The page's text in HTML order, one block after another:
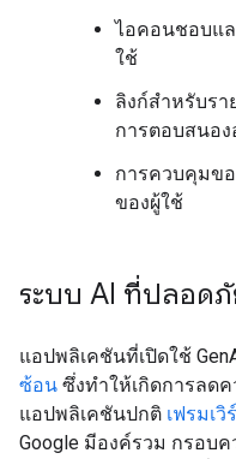
ไอคอนชอบแ
ใช้
ลิงก์สำหรับร
การตอบสนอง
การควบคุมข
ของผู้ใช้
ระบบ AI ที่ปลอด
แอปพลิเคชันที่เปิดใช้
ซ้อน ซึ่งทำให้เกิดการลด
แอปพลิเคชันปกติ เฟรมเ
Google มีองค์รวม กรอบ